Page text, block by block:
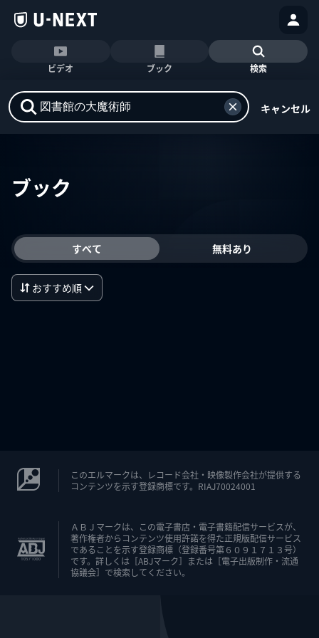
ビデオ ブック 検索
キャンセル
ブック
すべて 無料あり
おすすめ順
このエルマークは、レコード会社・映像製作会社が提供する
コンテンツを示す登録商標です。RIAJ70024001
ＡＢＪマークは、この電子書店・電子書籍配信サービスが、
著作権者からコンテンツ使用許諾を得た正規版配信サービス
であることを示す登録商標（登録番号第６０９１７１３号）
です。詳しくは［ABJマーク］または［電子出版制作・流通
協議会］で検索してください。